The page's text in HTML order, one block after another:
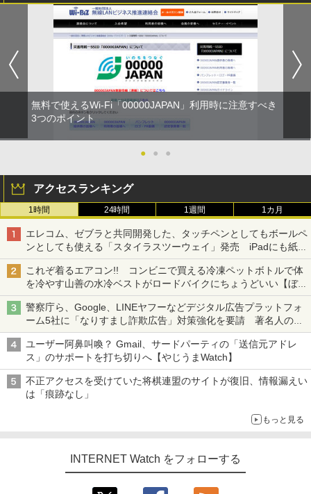
無料で使えるWi-Fi「00000JAPAN」利用時に注意すべき
3つのポイント
● ● ●
アクセスランキング
1時間 24時間 1週間 1カ月
エレコム、ゼブラと共同開発した、タッチペンとしてもボールペ
ンとしても使える「スタイラスツーウェイ」発売 iPadにも紙に
も、持ち替えずに書き込める
これぞ着るエアコン!! コンビニで買える冷凍ペットボトルで体
を冷やす山善の水冷ベストがロードバイクにちょうどいい【ぼっ
ち・ざ・ろーど！その14】【空いた時間でなにしてる？】
警察庁ら、Google、LINEヤフーなどデジタル広告プラットフォ
ーム5社に「なりすまし詐欺広告」対策強化を要請 著名人の写
真や映像を使った投資詐欺などへの対策として
ユーザー阿鼻叫喚？ Gmail、サードパーティの「送信元アドレ
ス」のサポートを打ち切りへ【やじうまWatch】
不正アクセスを受けていた将棋連盟のサイトが復旧、情報漏えい
は「痕跡なし」
もっと見る
INTERNET Watch をフォローする